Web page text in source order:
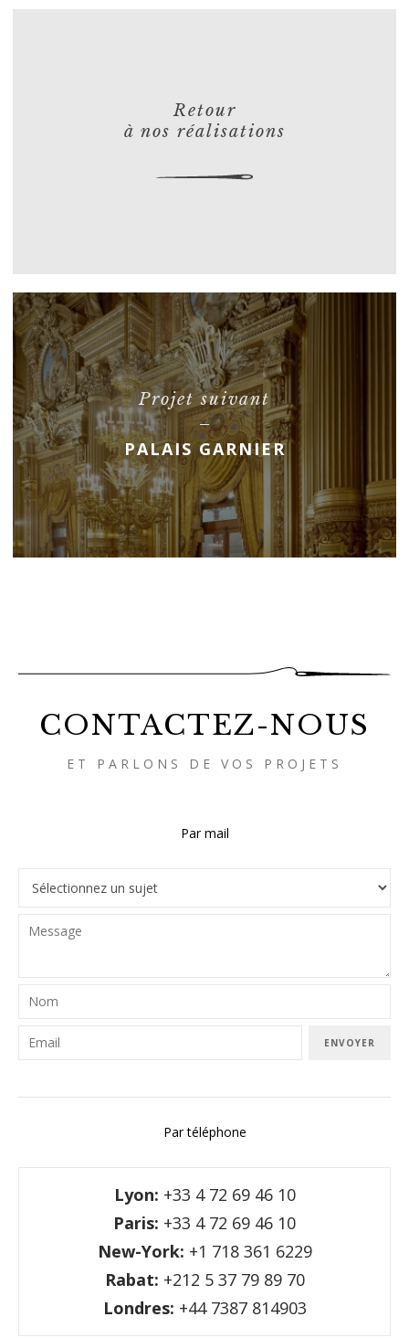
Retour
à nos réalisations
Projet suivant
PALAIS GARNIER
CONTACTEZ-NOUS
ET PARLONS DE VOS PROJETS
Par mail
ENVOYER
Par téléphone
Lyon: +33 4 72 69 46 10
Paris: +33 4 72 69 46 10
New-York: +1 718 361 6229
Rabat: +212 5 37 79 89 70
Londres: +44 7387 814903